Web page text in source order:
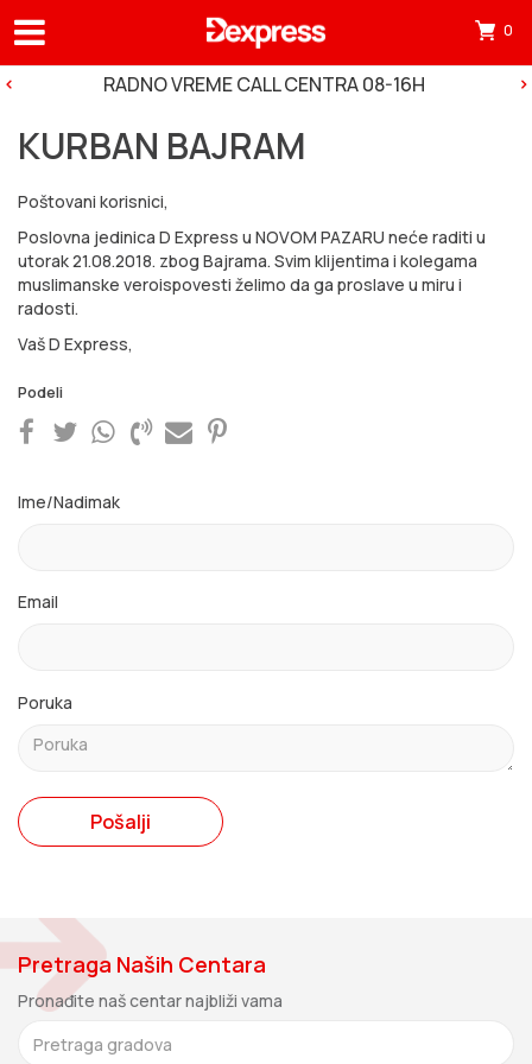
mini
0
RADNO VREME CALL CENTRA 08-16H
KURBAN BAJRAM
Poštovani korisnici,
Poslovna jedinica D Express u NOVOM PAZARU neće raditi u
utorak 21.08.2018. zbog Bajrama. Svim klijentima i kolegama
muslimanske veroispovesti želimo da ga proslave u miru i
radosti.
Vaš D Express,
Podeli
Ime/Nadimak
Email
Poruka
Pošalji
Pretraga Naših Centara
Pronađite naš centar najbliži vama